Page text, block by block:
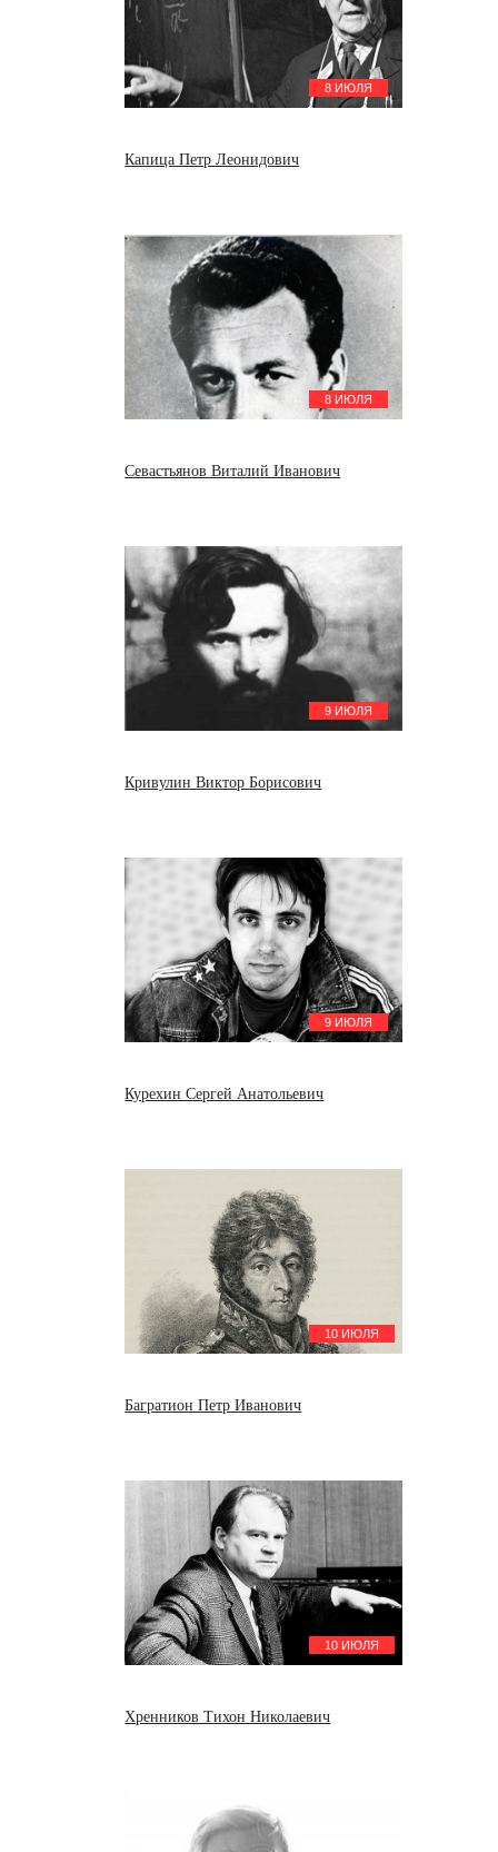
8 ИЮЛЯ
Капица Петр Леонидович
8 ИЮЛЯ
Севастьянов Виталий Иванович
9 ИЮЛЯ
Кривулин Виктор Борисович
9 ИЮЛЯ
Курехин Сергей Анатольевич
10 ИЮЛЯ
Багратион Петр Иванович
10 ИЮЛЯ
Хренников Тихон Николаевич